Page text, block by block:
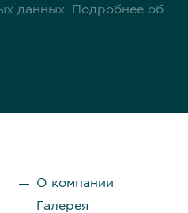
данных. Подробнее об
О компании
Галерея